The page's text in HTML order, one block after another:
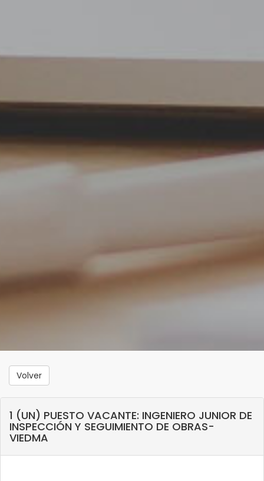
Volver
1 (UN) PUESTO VACANTE: INGENIERO JUNIOR DE
INSPECCIÓN Y SEGUIMIENTO DE OBRAS-
VIEDMA